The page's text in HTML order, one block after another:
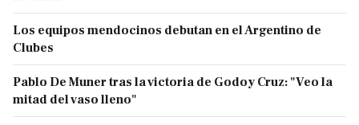
Los equipos mendocinos debutan en el Argentino de
Clubes
Pablo De Muner tras la victoria de Godoy Cruz: "Veo la
mitad del vaso lleno"